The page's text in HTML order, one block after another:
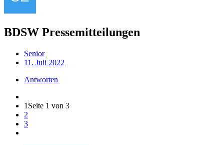
BDSW Pressemitteilungen
Senior
11. Juli 2022
Antworten
1 Seite 1 von 3
2
3